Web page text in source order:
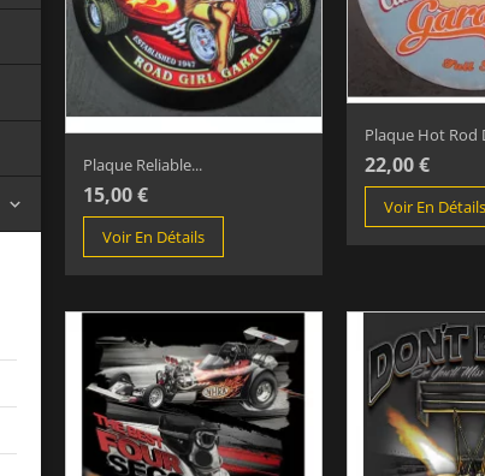

Plaque Reliable...
15,00 €
Voir En Détails
Plaque Hot Rod
22,00 €
Voir En Détails